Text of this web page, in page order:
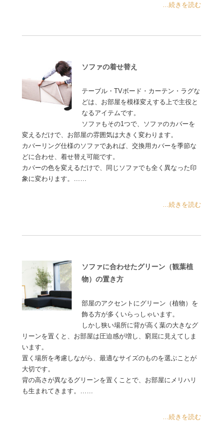
...続きを読む
ソファの着せ替え
テーブル・TVボード・カーテン・ラグな
どは、お部屋を模様変えする上で主役と
なるアイテムです。
ソファもその1つで、ソファのカバーを
変えるだけで、お部屋の雰囲気は大きく変わります。
カバーリング仕様のソファであれば、交換用カバーを季節な
どに合わせ、着せ替え可能です。
カバーの色を変えるだけで、同じソファでも全く異なった印
象に変わります。……
...続きを読む
ソファに合わせたグリーン（観葉植
物）の置き方
部屋のアクセントにグリーン（植物）を
飾る方が多くいらっしゃいます。
しかし狭い場所に背が高く葉の大きなグ
リーンを置くと、お部屋は圧迫感が増し、窮屈に見えてしま
います。
置く場所を考慮しながら、最適なサイズのものを選ぶことが
大切です。
背の高さが異なるグリーンを置くことで、お部屋にメリハリ
も生まれてきます。……
...続きを読む